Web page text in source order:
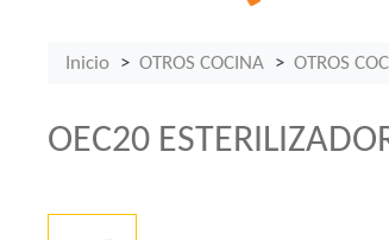
Inicio OTROS COCINA OTROS
OEC20